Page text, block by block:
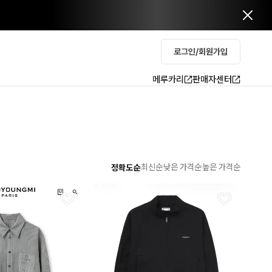
로그인/회원가입
메루카리 판매자센터
정확도순최신순낮은 가격순높은 가격순